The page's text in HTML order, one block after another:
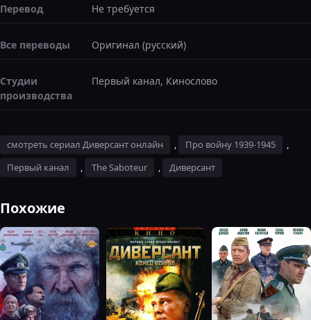
Перевод Не требуется
Все переводы Оригинал (русский)
Студии
производства
Первый канал, Кинослово
смотреть сериал Диверсант онлайн , Про войну 1939-1945
,
Первый канал
, The Saboteur , Диверсант
Похожие